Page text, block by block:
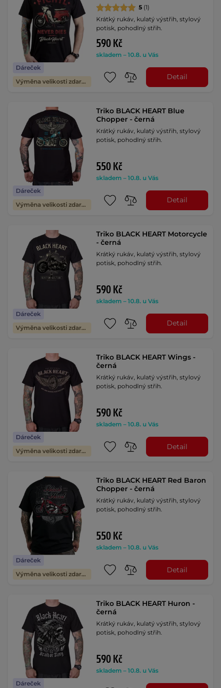
Dáreček
Výměna velikosti zdarma
5 (1)
Krátký rukáv, kulatý výstřih, stylový
potisk, pohodlný střih.
590 Kč
skladem – 10.8. u Vás
Detail
Dáreček
Výměna velikosti zdarma
Triko BLACK HEART Blue
Chopper - černá
Krátký rukáv, kulatý výstřih, stylový
potisk, pohodlný střih.
550 Kč
skladem – 10.8. u Vás
Detail
Dáreček
Výměna velikosti zdarma
Triko BLACK HEART Motorcycle
- černá
Krátký rukáv, kulatý výstřih, stylový
potisk, pohodlný střih.
590 Kč
skladem – 10.8. u Vás
Detail
Dáreček
Výměna velikosti zdarma
Triko BLACK HEART Wings -
černá
Krátký rukáv, kulatý výstřih, stylový
potisk, pohodlný střih.
590 Kč
skladem – 10.8. u Vás
Detail
Dáreček
Výměna velikosti zdarma
Triko BLACK HEART Red Baron
Chopper - černá
Krátký rukáv, kulatý výstřih, stylový
potisk, pohodlný střih.
550 Kč
skladem – 10.8. u Vás
Detail
Dáreček
Triko BLACK HEART Huron -
černá
Krátký rukáv, kulatý výstřih, stylový
potisk, pohodlný střih.
590 Kč
skladem – 10.8. u Vás